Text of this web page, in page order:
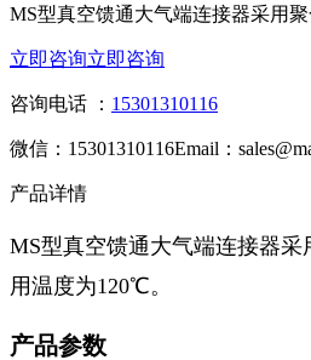
MS型真空馈通大气端连接器采用
立即咨询立即咨询
咨询电话 ： 15301310116
微信：15301310116Email：
产品详情
MS型真空馈通大气端连接器采
用温度为120℃。
产品参数